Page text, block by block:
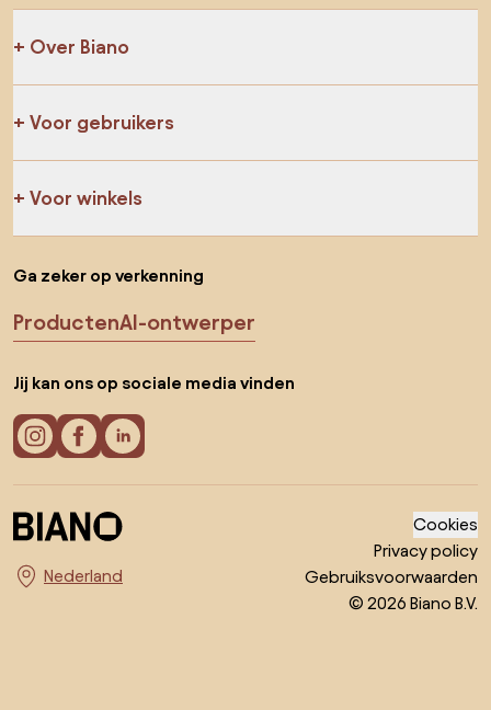
Over Biano
Voor gebruikers
Voor winkels
Ga zeker op verkenning
ProductenAI-ontwerper
Jij kan ons op sociale media vinden
Kies land
Cookies
Privacy policy
Gebruiksvoorwaarden
© 2026 Biano B.V.